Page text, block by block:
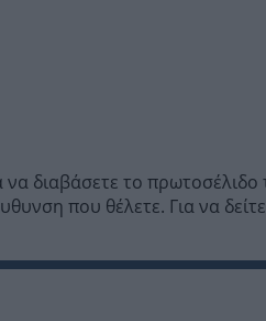
διαβάσετε το
που θέλετε. Για να δείτε